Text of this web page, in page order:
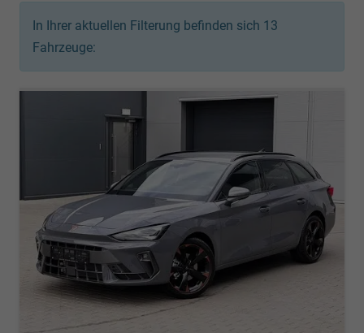
In Ihrer aktuellen Filterung befinden sich 13
Fahrzeuge: